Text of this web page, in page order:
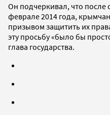
Он подчеркивал, что после
феврале 2014 года,
призывом защитить их
эту просьбу «было бы
глава государства.